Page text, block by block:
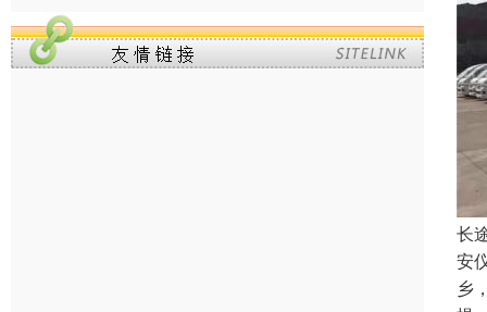
长
安
乡